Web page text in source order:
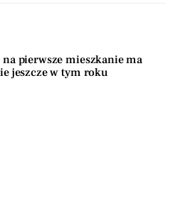
pierwsze mieszkanie ma
jeszcze w tym roku